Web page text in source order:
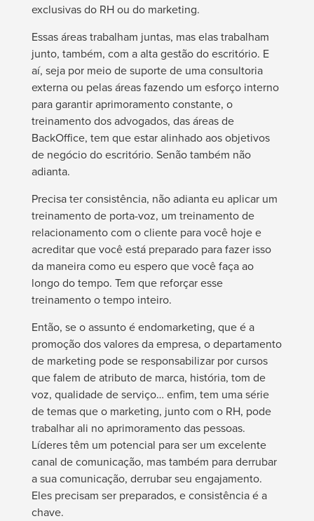
exclusivas do RH ou do marketing.
Essas áreas trabalham juntas, mas elas trabalham
junto, também, com a alta gestão do escritório. E
aí, seja por meio de suporte de uma consultoria
externa ou pelas áreas fazendo um esforço interno
para garantir aprimoramento constante, o
treinamento dos advogados, das áreas de
BackOffice, tem que estar alinhado aos objetivos
de negócio do escritório. Senão também não
adianta.
Precisa ter consistência, não adianta eu aplicar um
treinamento de porta-voz, um treinamento de
relacionamento com o cliente para você hoje e
acreditar que você está preparado para fazer isso
da maneira como eu espero que você faça ao
longo do tempo. Tem que reforçar esse
treinamento o tempo inteiro.
Então, se o assunto é endomarketing, que é a
promoção dos valores da empresa, o departamento
de marketing pode se responsabilizar por cursos
que falem de atributo de marca, história, tom de
voz, qualidade de serviço… enfim, tem uma série
de temas que o marketing, junto com o RH, pode
trabalhar ali no aprimoramento das pessoas.
Líderes têm um potencial para ser um excelente
canal de comunicação, mas também para derrubar
a sua comunicação, derrubar seu engajamento.
Eles precisam ser preparados, e consistência é a
chave.